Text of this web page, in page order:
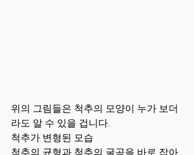
위의 그림들은 척추의 모양이 누가 보더
라도 알 수 있을 겁니다.
척추가 변형된 모습